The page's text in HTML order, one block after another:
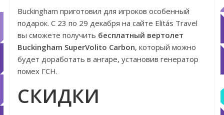
Buckingham приготовил для игроков особенный
подарок. С 23 по 29 декабря на сайте Elitás Travel
вы сможете получить бесплатный вертолет
Buckingham SuperVolito Carbon, который можно
будет доработать в ангаре, установив генератор
помех ГСН.
СКИДКИ